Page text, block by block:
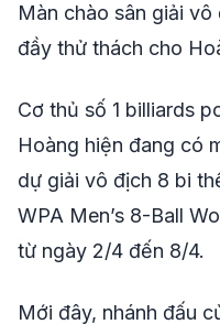
Màn chào sân giải
đầy thử thách cho
Cơ thủ số 1 billiards
Hoàng hiện đang có
dự giải vô địch 8 bi
WPA Men’s 8-Ball
từ ngày 2/4 đến 8/4.
Mới đây, nhánh đấu